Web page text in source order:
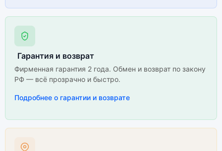
Гарантия и возврат
Фирменная гарантия 2 года. Обмен и возврат по закону
РФ — всё прозрачно и быстро.
Подробнее о гарантии и возврате